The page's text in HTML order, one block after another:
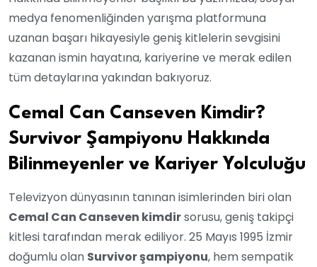
medya fenomenliğinden yarışma platformuna
uzanan başarı hikayesiyle geniş kitlelerin sevgisini
kazanan ismin hayatına, kariyerine ve merak edilen
tüm detaylarına yakından bakıyoruz.
Cemal Can Canseven Kimdir?
Survivor Şampiyonu Hakkında
Bilinmeyenler ve Kariyer Yolculuğu
Televizyon dünyasının tanınan isimlerinden biri olan
Cemal Can Canseven kimdirsorusu, geniş takipçi
kitlesi tarafından merak ediliyor. 25 Mayıs 1995 İzmir
doğumlu olan Survivor şampiyonu, hem sempatik